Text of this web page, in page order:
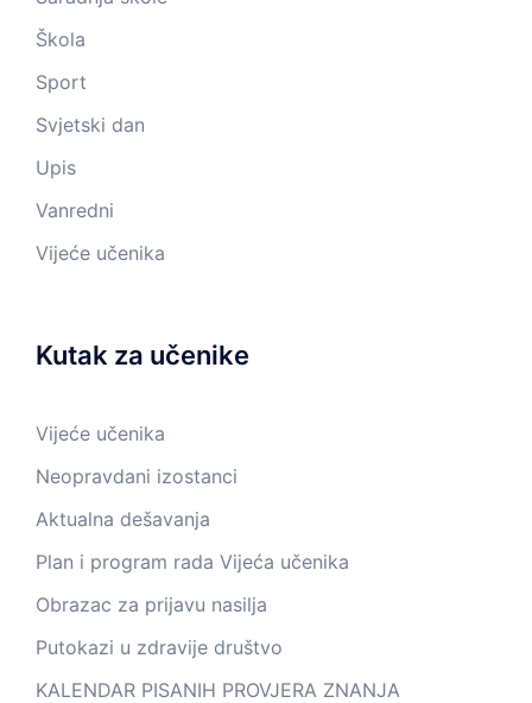
Škola
Sport
Svjetski dan
Upis
Vanredni
Vijeće učenika
Kutak za učenike
Vijeće učenika
Neopravdani izostanci
Aktualna dešavanja
Plan i program rada Vijeća učenika
Obrazac za prijavu nasilja
Putokazi u zdravije društvo
KALENDAR PISANIH PROVJERA ZNANJA